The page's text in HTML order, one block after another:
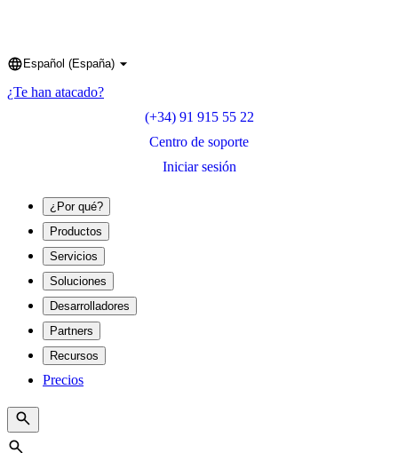
Language
Español (España)
¿Te han atacado?
(+34) 91 915 55 22
Centro de soporte
Iniciar sesión
¿Por qué?
Productos
Servicios
Soluciones
Desarrolladores
Partners
Recursos
Precios